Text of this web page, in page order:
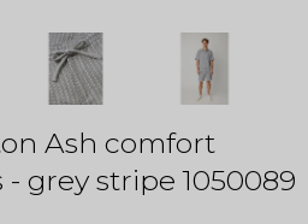
Ash comfort
grey stripe 1050089